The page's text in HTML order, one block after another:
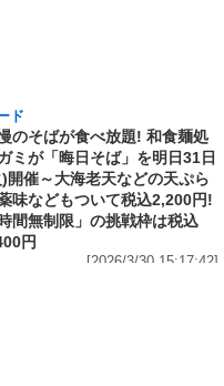
開催～大海老天などの天ぷら
味などもついて税込2,200円!
間無制限」の挑戦枠は税込
円
[2026/3/30 15:17:42]
ら白ご飯! カレーや納豆、牛丼